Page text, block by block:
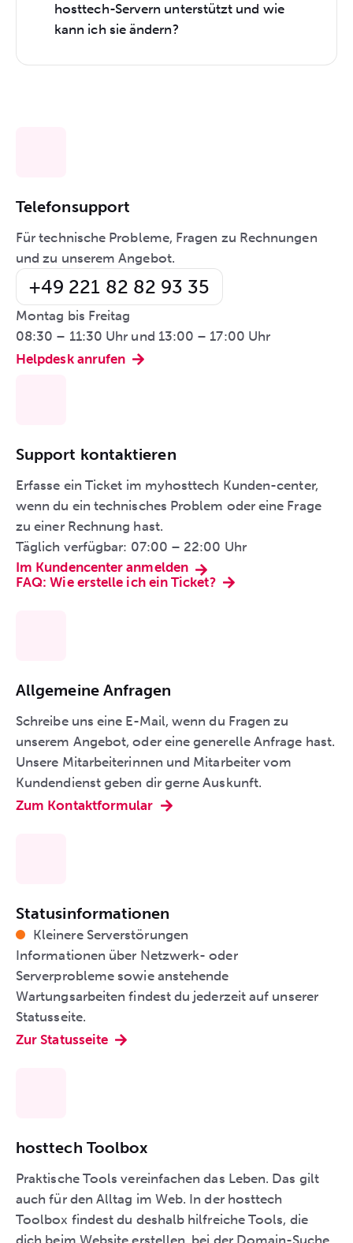
hosttech-Servern unterstützt und wie
kann ich sie ändern?
Telefonsupport
Für technische Probleme, Fragen zu Rechnungen
und zu unserem Angebot.
+49 221 82 82 93 35
Montag bis Freitag
08:30 – 11:30 Uhr und 13:00 – 17:00 Uhr
Helpdesk anrufen
Support kontaktieren
Erfasse ein Ticket im myhosttech Kunden-center,
wenn du ein technisches Problem oder eine Frage
zu einer Rechnung hast.
Täglich verfügbar: 07:00 – 22:00 Uhr
Im Kundencenter anmelden
FAQ: Wie erstelle ich ein Ticket?
Allgemeine Anfragen
Schreibe uns eine E-Mail, wenn du Fragen zu
unserem Angebot, oder eine generelle Anfrage hast.
Unsere Mitarbeiterinnen und Mitarbeiter vom
Kundendienst geben dir gerne Auskunft.
Zum Kontaktformular
Statusinformationen
Kleinere Serverstörungen
Informationen über Netzwerk- oder
Serverprobleme sowie anstehende
Wartungsarbeiten findest du jederzeit auf unserer
Statusseite.
Zur Statusseite
hosttech Toolbox
Praktische Tools vereinfachen das Leben. Das gilt
auch für den Alltag im Web. In der hosttech
Toolbox findest du deshalb hilfreiche Tools, die